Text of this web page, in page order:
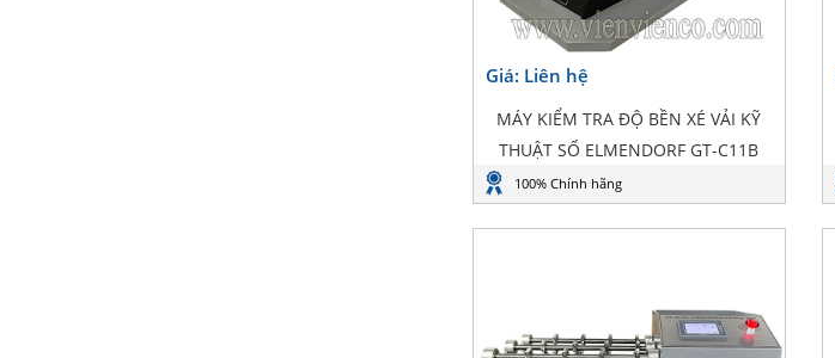
Giá: Liên hệ
MÁY KIỂM TRA ĐỘ BỀN XÉ VẢI KỸ
THUẬT SỐ ELMENDORF GT-C11B
100% Chính hãng